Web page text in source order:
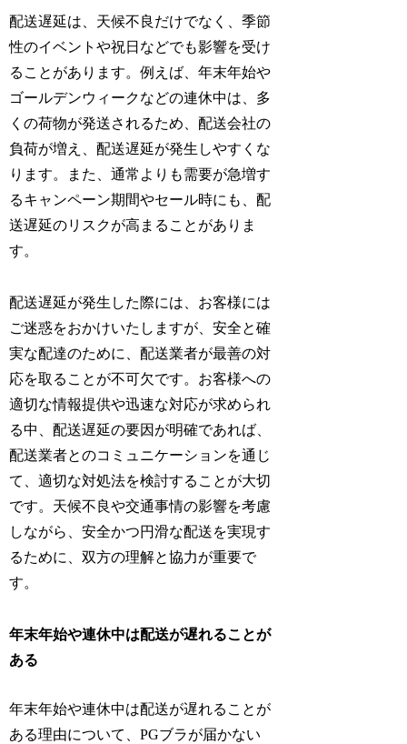
配送遅延は、天候不良だけでなく、季節
性のイベントや祝日などでも影響を受け
ることがあります。例えば、年末年始や
ゴールデンウィークなどの連休中は、多
くの荷物が発送されるため、配送会社の
負荷が増え、配送遅延が発生しやすくな
ります。また、通常よりも需要が急増す
るキャンペーン期間やセール時にも、配
送遅延のリスクが高まることがありま
す。
配送遅延が発生した際には、お客様には
ご迷惑をおかけいたしますが、安全と確
実な配達のために、配送業者が最善の対
応を取ることが不可欠です。お客様への
適切な情報提供や迅速な対応が求められ
る中、配送遅延の要因が明確であれば、
配送業者とのコミュニケーションを通じ
て、適切な対処法を検討することが大切
です。天候不良や交通事情の影響を考慮
しながら、安全かつ円滑な配送を実現す
るために、双方の理解と協力が重要で
す。
年末年始や連休中は配送が遅れることが
ある
年末年始や連休中は配送が遅れることが
ある理由について、PGブラが届かない